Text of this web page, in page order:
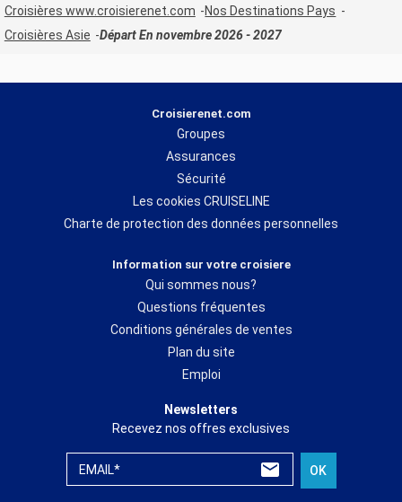
Croisières www.croisierenet.com
Nos Destinations Pays
Croisières Asie
Départ En novembre 2026 - 2027
Croisierenet.com
Groupes
Assurances
Sécurité
Les cookies CRUISELINE
Charte de protection des données personnelles
Information sur votre croisiere
Qui sommes nous?
Questions fréquentes
Conditions générales de ventes
Plan du site
Emploi
Newsletters
Recevez nos offres exclusives
EMAIL* OK